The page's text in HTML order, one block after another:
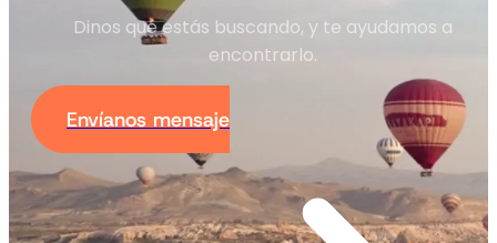
Dinos qué estás buscando, y te ayudamos a
encontrarlo.
Envíanos mensaje